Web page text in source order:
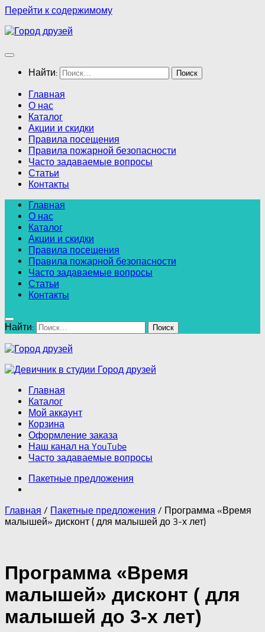
Перейти к содержимому
Найти:
Главная
О нас
Каталог
Акции и скидки
Правила посещения
Правила пожарной безопасности
Часто задаваемые вопросы
Статьи
Контакты
Главная
О нас
Каталог
Акции и скидки
Правила посещения
Правила пожарной безопасности
Часто задаваемые вопросы
Статьи
Контакты
Найти:
Главная
Каталог
Мой аккаунт
Корзина
Оформление заказа
Наш канал на YouTube
Часто задаваемые вопросы
Пакетные предложения
Главная / Пакетные предложения / Программа «Время
малышей» дисконт ( для малышей до 3-х лет)
Программа «Время
малышей» дисконт ( для
малышей до 3-х лет)